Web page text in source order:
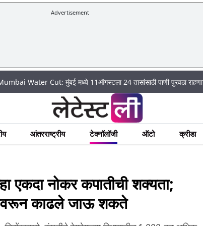
Advertisement
Cut: मुंबई मध्ये 11ऑगस्टला 24 तासांसाठी पाणी पुरवठा राहणार बंद; पहा
आंतरराष्ट्रीय टेक्नॉलॉजी ऑटो क्रीडा
नोकर कपातीची शक्यता;
काढले जाऊ शकते